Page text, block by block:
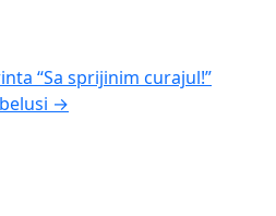
“Sa sprijinim curajul!”
→